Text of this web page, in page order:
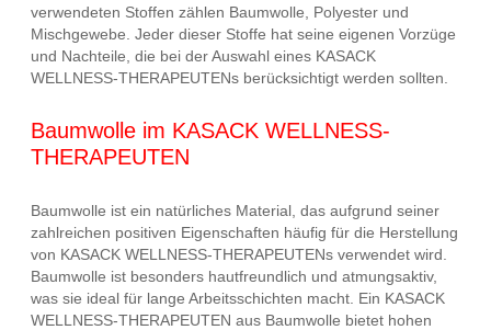
verwendeten Stoffen zählen Baumwolle, Polyester und
Mischgewebe. Jeder dieser Stoffe hat seine eigenen Vorzüge
und Nachteile, die bei der Auswahl eines KASACK
WELLNESS-THERAPEUTENs berücksichtigt werden sollten.
Baumwolle im KASACK WELLNESS-
THERAPEUTEN
Baumwolle ist ein natürliches Material, das aufgrund seiner
zahlreichen positiven Eigenschaften häufig für die Herstellung
von KASACK WELLNESS-THERAPEUTENs verwendet wird.
Baumwolle ist besonders hautfreundlich und atmungsaktiv,
was sie ideal für lange Arbeitsschichten macht. Ein KASACK
WELLNESS-THERAPEUTEN aus Baumwolle bietet hohen